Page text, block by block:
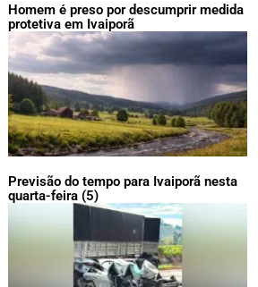
Homem é preso por descumprir medida
protetiva em Ivaiporã
Previsão do tempo para Ivaiporã nesta
quarta-feira (5)